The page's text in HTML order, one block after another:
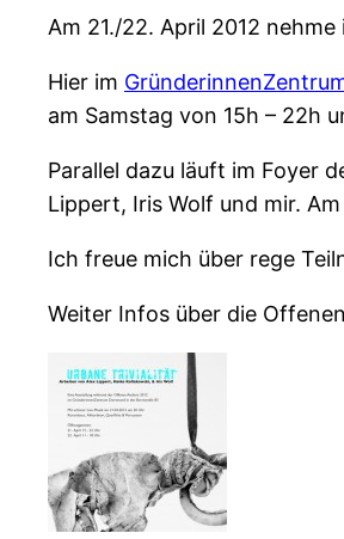
Am 21./22. April 2012
Hier im
am Samstag von 15h – 22h
Parallel dazu läuft im Foyer
Lippert, Iris Wolf und mir.
Ich freue mich über rege
Weiter Infos über die